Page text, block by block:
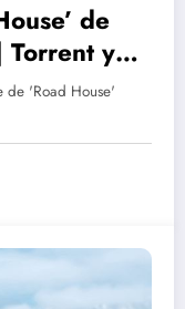
de
y
de 'Road House'